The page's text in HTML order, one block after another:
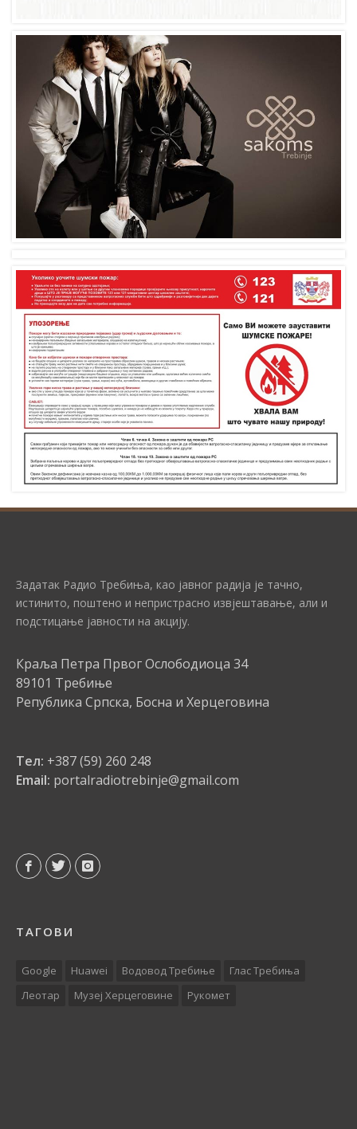
Задатак Радио Требиња, као јавног радија је тачно,
истинито, поштено и непристрасно извјештавање, али и
подстицање јавности на акцију.
Краља Петра Првог Ослободиоца 34
89101 Требиње
Република Српска, Босна и Херцеговина
Тел: +387 (59) 260 248
Email: portalradiotrebinje@gmail.com
ТАГОВИ
Google Huawei Водовод Требиње
Глас Требиња
Леотар
Музеј Херцеговине Рукомет